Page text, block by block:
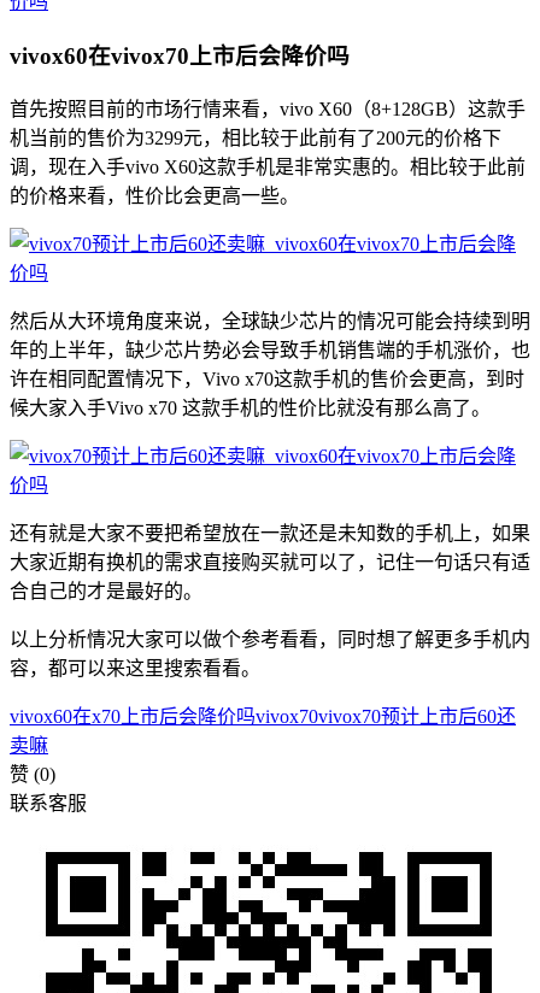
vivox60在vivox70上市后会降价吗
首先按照目前的市场行情来看，vivo X60（8+128GB）这款手
机当前的售价为3299元，相比较于此前有了200元的价格下
调，现在入手vivo X60这款手机是非常实惠的。相比较于此前
的价格来看，性价比会更高一些。
然后从大环境角度来说，全球缺少芯片的情况可能会持续到明
年的上半年，缺少芯片势必会导致手机销售端的手机涨价，也
许在相同配置情况下，Vivo x70这款手机的售价会更高，到时
候大家入手Vivo x70 这款手机的性价比就没有那么高了。
还有就是大家不要把希望放在一款还是未知数的手机上，如果
大家近期有换机的需求直接购买就可以了，记住一句话只有适
合自己的才是最好的。
以上分析情况大家可以做个参考看看，同时想了解更多手机内
容，都可以来这里搜索看看。
vivox60在x70上市后会降价吗vivox70vivox70预计上市后60还
卖嘛
赞 (0)
联系客服